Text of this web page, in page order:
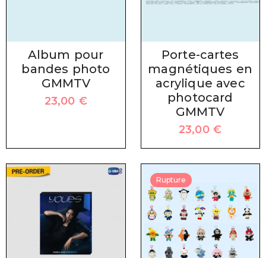
Album pour
bandes photo
GMMTV
23,00 €
Porte-cartes
magnétiques en
acrylique avec
photocard
GMMTV
23,00€
Rupture